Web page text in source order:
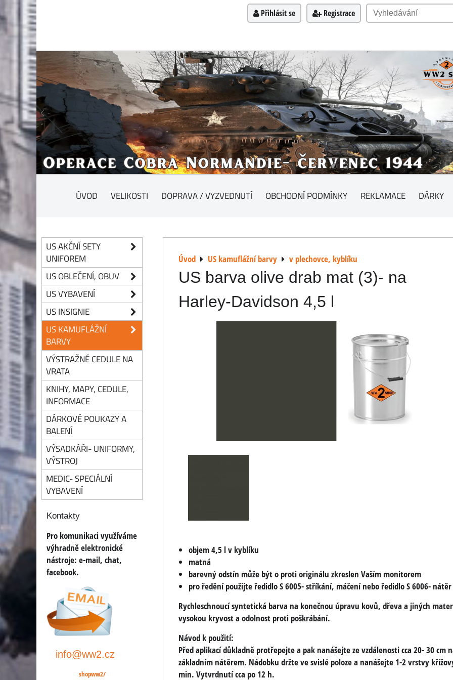
Přihlásit se Registrace
ÚVOD VELIKOSTI DOPRAVA / VYZVEDNUTÍ OBCHODNÍ PODMÍNKY REKLAMACE DÁRKY
Úvod US kamuflážní barvy v plechovce, kyblíku
US barva olive drab mat (3)- na
Harley-Davidson 4,5 l
objem 4,5 l v kyblíku
matná
barevný odstín může být o proti originálu zkreslen Vaším monitorem
pro ředění použijteředidlo S 6005- stříkání, máčení neboředidlo S 6006-
Rychleschnoucí syntetická barva na konečnou úpravu kovů, dřeva a jiných
vysokou kryvost a odolnost proti poškrábání.
Návod k použití:
Před aplikací důkladně protřepejte a pak nanášejte ze vzdálenosti cca 20- 30
základním nátěrem. Nádobku držte ve svislé poloze a nanášejte 1-2 vrstvy
min. Vytvrdnutí cca po 12 h.
US AKČNÍ SETY
UNIFOREM
US OBLEČENÍ, OBUV
US VYBAVENÍ
US INSIGNIE
US KAMUFLÁŽNÍ
BARVY
VÝSTRAŽNÉ CEDULE NA
VRATA
KNIHY, MAPY, CEDULE,
INFORMACE
DÁRKOVÉ POUKAZY A
BALENÍ
VÝSADKÁŘI- UNIFORMY,
VÝSTROJ
MEDIC- SPECIÁLNÍ
VYBAVENÍ
Kontakty
Pro komunikaci využíváme
výhradně elektronické
nástroje: e-mail, chat,
facebook.
info@ww2.cz
shopww2/